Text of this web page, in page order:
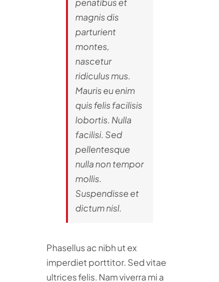
magnis dis
parturient
montes,
nascetur
ridiculus mus.
Mauris eu enim
quis felis facilisis
lobortis. Nulla
facilisi. Sed
pellentesque
nulla non tempor
mollis.
Suspendisse et
dictum nisl.
Phasellus ac nibh ut ex
imperdiet porttitor. Sed vitae
ultrices felis. Nam viverra mi a